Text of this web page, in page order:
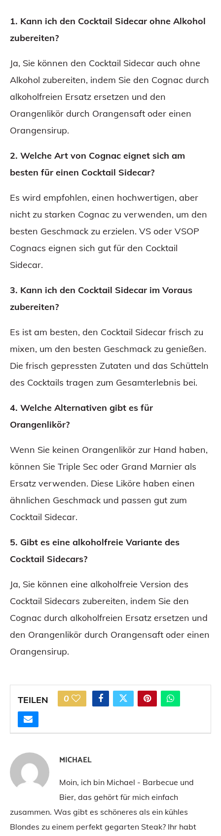
1. Kann ich den Cocktail Sidecar ohne Alkohol
zubereiten?
Ja, Sie können den Cocktail Sidecar auch ohne
Alkohol zubereiten, indem Sie den Cognac durch
alkoholfreien Ersatz ersetzen und den
Orangenlikör durch Orangensaft oder einen
Orangensirup.
2. Welche Art von Cognac eignet sich am
besten für einen Cocktail Sidecar?
Es wird empfohlen, einen hochwertigen, aber
nicht zu starken Cognac zu verwenden, um den
besten Geschmack zu erzielen. VS oder VSOP
Cognacs eignen sich gut für den Cocktail
Sidecar.
3. Kann ich den Cocktail Sidecar im Voraus
zubereiten?
Es ist am besten, den Cocktail Sidecar frisch zu
mixen, um den besten Geschmack zu genießen.
Die frisch gepressten Zutaten und das Schütteln
des Cocktails tragen zum Gesamterlebnis bei.
4. Welche Alternativen gibt es für
Orangenlikör?
Wenn Sie keinen Orangenlikör zur Hand haben,
können Sie Triple Sec oder Grand Marnier als
Ersatz verwenden. Diese Liköre haben einen
ähnlichen Geschmack und passen gut zum
Cocktail Sidecar.
5. Gibt es eine alkoholfreie Variante des
Cocktail Sidecars?
Ja, Sie können eine alkoholfreie Version des
Cocktail Sidecars zubereiten, indem Sie den
Cognac durch alkoholfreien Ersatz ersetzen und
den Orangenlikör durch Orangensaft oder einen
Orangensirup.
TEILEN 0
MICHAEL
Moin, ich bin Michael - Barbecue und
Bier, das gehört für mich einfach
zusammen. Was gibt es schöneres als ein kühles
Blondes zu einem perfekt gegarten Steak? Ihr habt